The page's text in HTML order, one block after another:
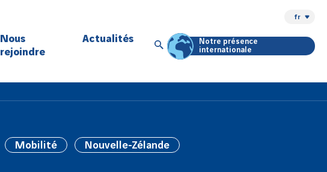
fr
Nous
rejoindre
Actualités
Notre présence
internationale
Mobilité Nouvelle-Zélande